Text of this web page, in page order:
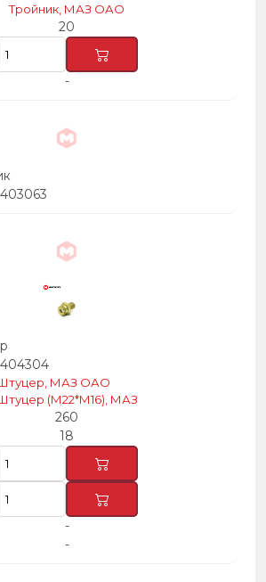
Тройник, МАЗ ОАО
20
-
403063
404304
МАЗ ОАО
(М22*М16), МАЗ
260
18
-
-